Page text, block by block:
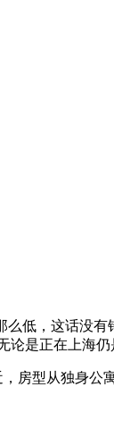
么低，这话没
是正在上海仍
型从独身公寓